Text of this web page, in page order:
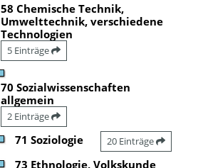
58 Chemische Technik,
Umwelttechnik, verschiedene
Technologien
5 Einträge
70 Sozialwissenschaften
allgemein
2 Einträge
71 Soziologie 20 Einträge
73 Ethnologie, Volkskunde